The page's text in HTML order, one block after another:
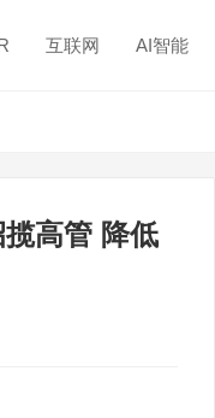
互联网 AI智能
高管 降低